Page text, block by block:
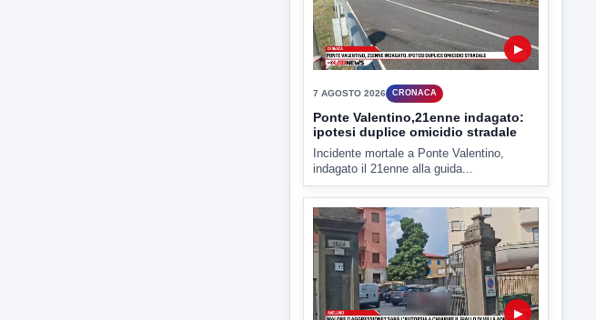
▶
Ponte Valentino,21enne indagato:
ipotesi duplice omicidio stradale
Incidente mortale a Ponte Valentino,
indagato il 21enne alla guida...